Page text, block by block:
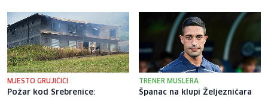
MJESTO GRUJIČIĆI
Požar kod Srebrenice:
TRENER MUSLERA
Španac na klupi Željezničara